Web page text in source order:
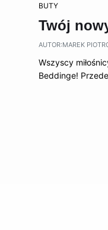
BUTY
Twój
AUTOR:MAREK
Wszyscy
Beddinge!